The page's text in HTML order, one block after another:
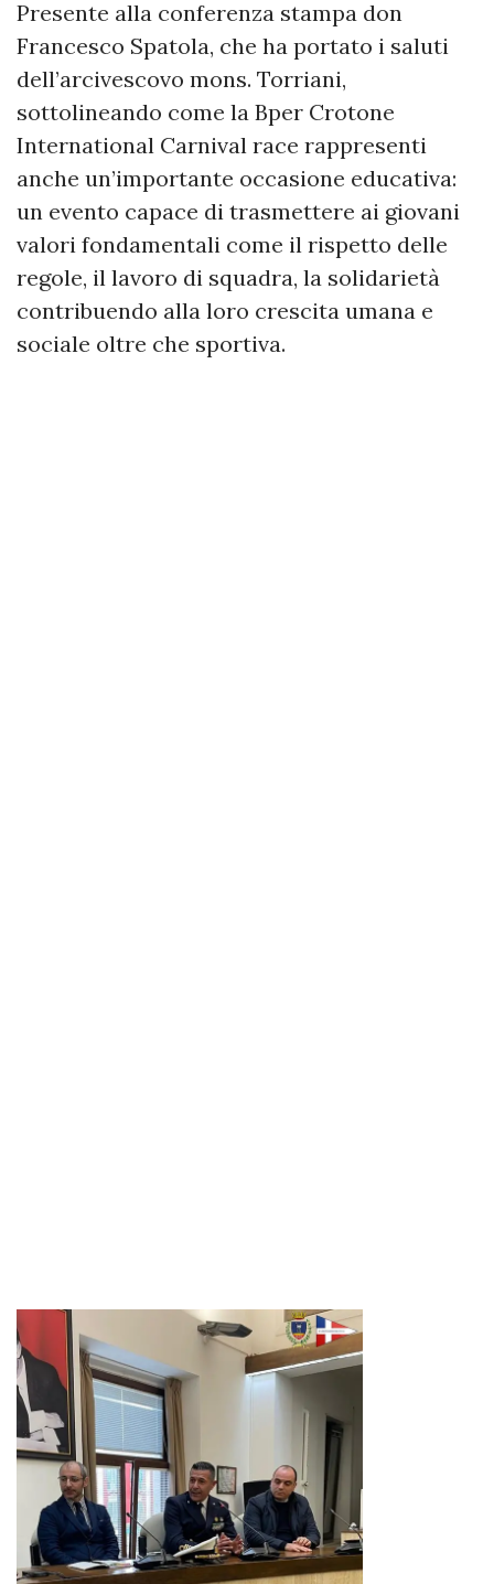
Presente alla conferenza stampa don
Francesco Spatola, che ha portato i saluti
dell’arcivescovo mons. Torriani,
sottolineando come la Bper Crotone
International Carnival race rappresenti
anche un’importante occasione educativa:
un evento capace di trasmettere ai giovani
valori fondamentali come il rispetto delle
regole, il lavoro di squadra, la solidarietà
contribuendo alla loro crescita umana e
sociale oltre che sportiva.